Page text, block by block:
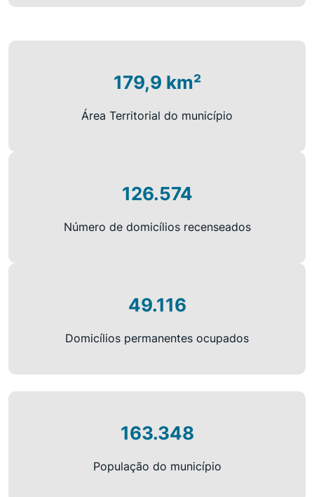
179,9 km²
Área Territorial do município
126.574
Número de domicílios recenseados
49.116
Domicílios permanentes ocupados
163.348
População do município